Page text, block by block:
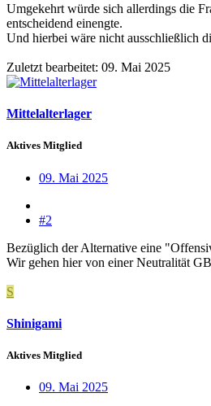
Umgekehrt würde sich allerdings die
entscheidend einengte.
Und hierbei wäre nicht ausschließlich
Zuletzt bearbeitet: 09. Mai 2025
Mittelalterlager
Aktives Mitglied
09. Mai 2025
#2
Bezüglich der Alternative eine
Wir gehen hier von einer Neutralität
S
Shinigami
Aktives Mitglied
09. Mai 2025